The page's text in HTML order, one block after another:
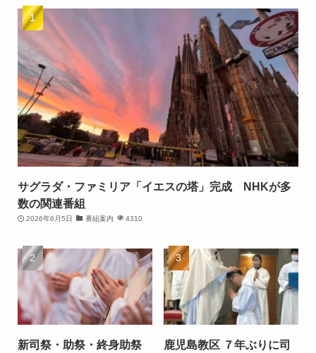
サグラダ・ファミリア「イエスの塔」完成 NHKが多
数の関連番組
2026年6月5日 番組案内 4310
新司祭・助祭・終身助祭
鹿児島教区 ７年ぶりに司